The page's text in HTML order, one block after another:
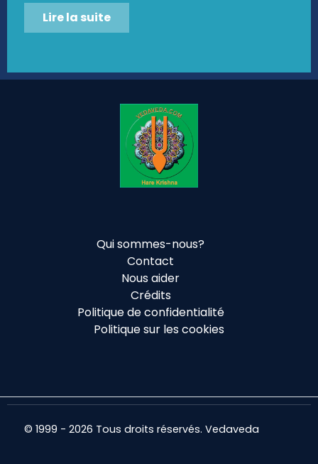
Lire la suite
Qui sommes-nous?
Contact
Nous aider
Crédits
Politique de confidentialité
Politique sur les cookies
© 1999 - 2026 Tous droits réservés. Vedaveda